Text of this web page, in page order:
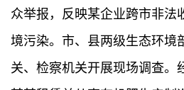
众举报，反映某企业跨市非法
境污染。市、县两级生态环境
关、检察机关开展现场调查。